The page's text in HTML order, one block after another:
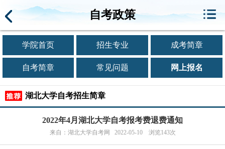
自考政策
学院首页 招生专业 成考简章
自考简章 常见问题 网上报名
湖北大学自考招生简章
2022年4月湖北大学自考报考费退费通知
来自：湖北大学自考网 2022-05-10 浏览143次